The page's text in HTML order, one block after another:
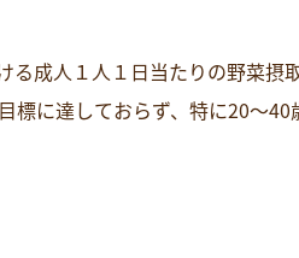
成人１人１日当たりの野菜摂
に達しておらず、特に20～40